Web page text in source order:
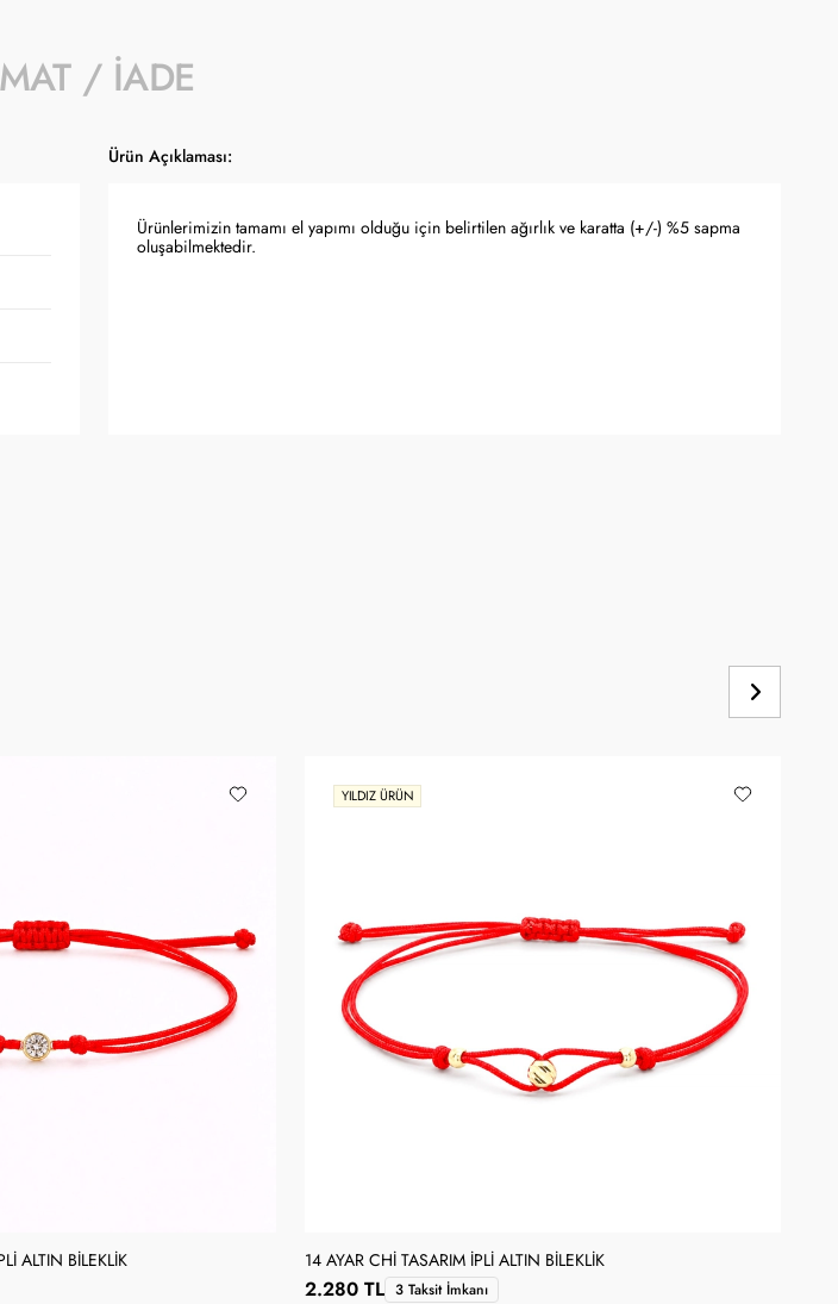
/ İADE
Ürün Açıklaması:
Ürünlerimizin tamamı el yapımı olduğu için belirtilen ağırlık ve karatta (+/-) %5 sapma
oluşabilmektedir.
ALTIN BILEKLIK
YILDIZ ÜRÜN
14 AYAR CHI TASARIM İPLI ALTIN BILEKLIK
2.280 TL 3 Taksit İmkanı